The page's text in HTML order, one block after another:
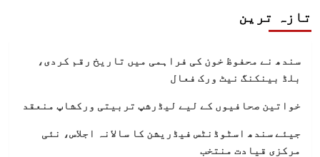
تازہ ترین
سندھ نے محفوظ خون کی فراہمی میں تاریخ رقم کردی،
بلڈ بینکنگ نیٹ ورک فعال
خواتین صحافیوں کے لیے لیڈرشپ تربیتی ورکشاپ منعقد
جیئے سندھ اسٹوڈنٹس فیڈریشن کا سالانہ اجلاس، نئی
مرکزی قیادت منتخب